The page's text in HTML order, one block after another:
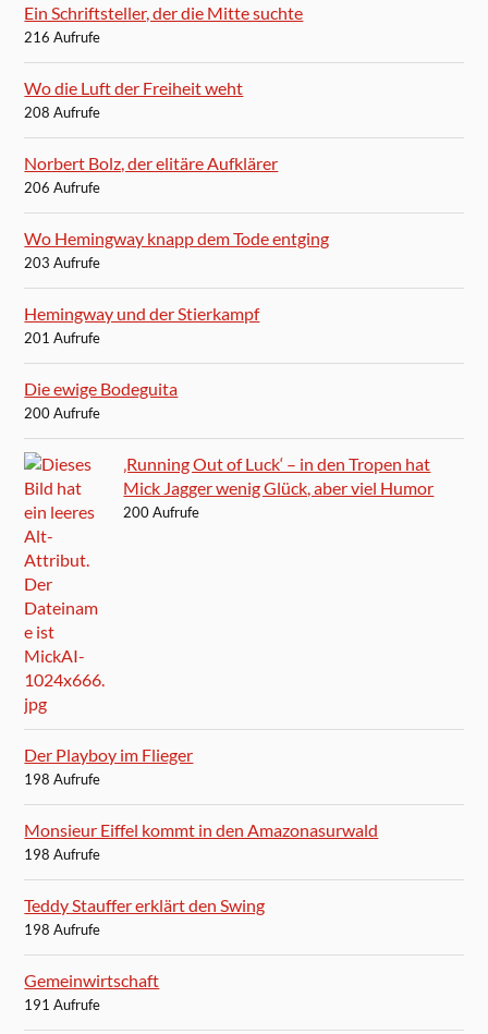
Ein Schriftsteller, der die Mitte suchte
216 Aufrufe
Wo die Luft der Freiheit weht
208 Aufrufe
Norbert Bolz, der elitäre Aufklärer
206 Aufrufe
Wo Hemingway knapp dem Tode entging
203 Aufrufe
Hemingway und der Stierkampf
201 Aufrufe
Die ewige Bodeguita
200 Aufrufe
‚Running Out of Luck‘ – in den Tropen hat
Mick Jagger wenig Glück, aber viel Humor
200 Aufrufe
Der Playboy im Flieger
198 Aufrufe
Monsieur Eiffel kommt in den Amazonasurwald
198 Aufrufe
Teddy Stauffer erklärt den Swing
198 Aufrufe
Gemeinwirtschaft
191 Aufrufe